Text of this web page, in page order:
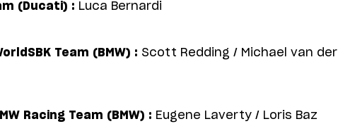
(Ducati) : Luca Bernardi
Team (BMW) : Scott Redding / Michael van der
Racing Team (BMW) : Eugene Laverty / Loris Baz